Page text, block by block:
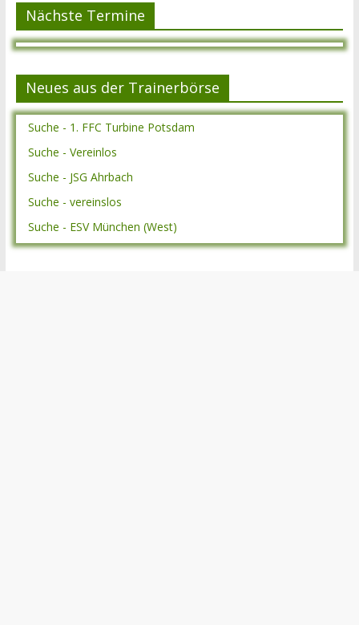
Nächste Termine
Neues aus der Trainerbörse
Suche - 1. FFC Turbine Potsdam
Suche - Vereinlos
Suche - JSG Ahrbach
Suche - vereinslos
Suche - ESV München (West)